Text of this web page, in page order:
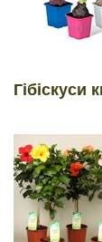
Гібіскуси